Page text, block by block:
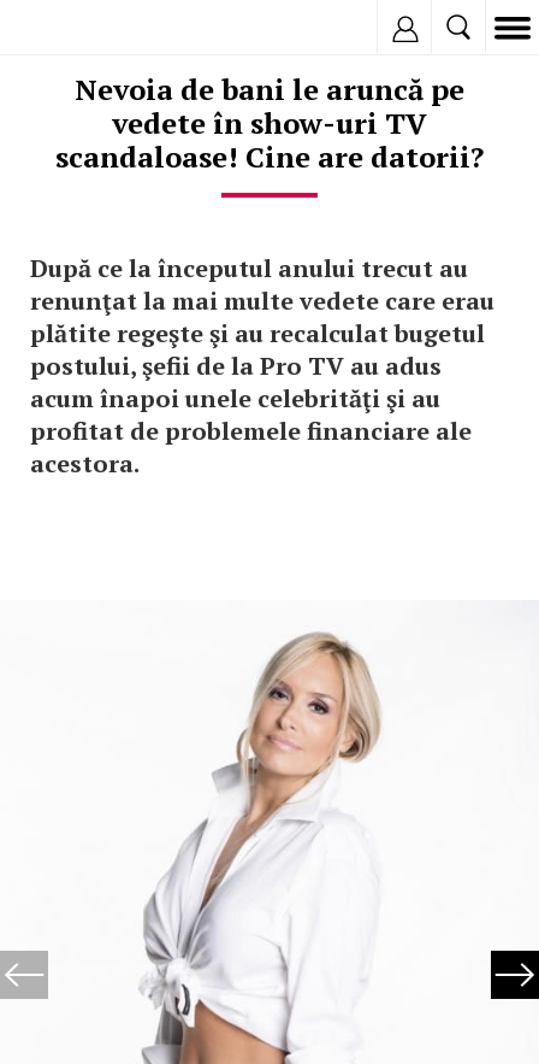
Nevoia de bani le aruncă pe
vedete în show-uri TV
scandaloase! Cine are datorii?
După ce la începutul anului trecut au
renunţat la mai multe vedete care erau
plătite regeşte şi au recalculat bugetul
postului, şefii de la Pro TV au adus
acum înapoi unele celebrităţi şi au
profitat de problemele financiare ale
acestora.